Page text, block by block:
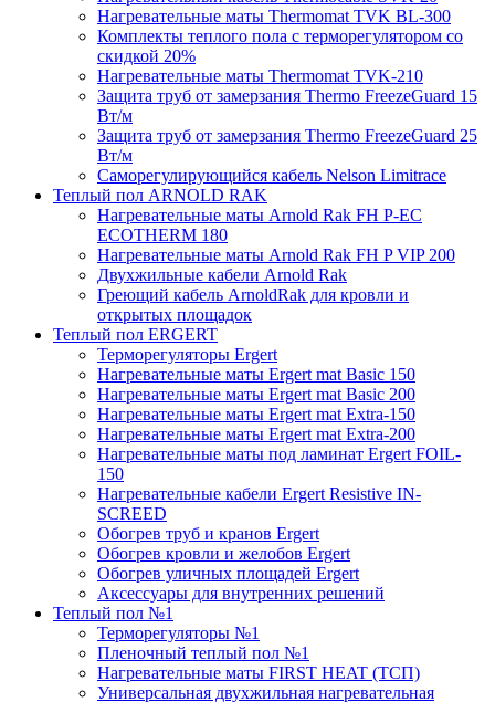
Нагревательные маты Thermomat TVK BL-300
Комплекты теплого пола с терморегулятором со
скидкой 20%
Нагревательные маты Thermomat TVK-210
Защита труб от замерзания Thermo FreezeGuard 15
Вт/м
Защита труб от замерзания Thermo FreezeGuard 25
Вт/м
Саморегулирующийся кабель Nelson Limitrace
Теплый пол ARNOLD RAK
Нагревательные маты Arnold Rak FH P-EC
ECOTHERM 180
Нагревательные маты Arnold Rak FH P VIP 200
Двухжильные кабели Arnold Rak
Греющий кабель ArnoldRak для кровли и
открытых площадок
Теплый пол ERGERT
Терморегуляторы Ergert
Нагревательные маты Ergert mat Basic 150
Нагревательные маты Ergert mat Basic 200
Нагревательные маты Ergert mat Extra-150
Нагревательные маты Ergert mat Extra-200
Нагревательные маты под ламинат Ergert FOIL-
150
Нагревательные кабели Ergert Resistive IN-
SCREED
Обогрев труб и кранов Ergert
Обогрев кровли и желобов Ergert
Обогрев уличных площадей Ergert
Аксессуары для внутренних решений
Теплый пол №1
Терморегуляторы №1
Пленочный теплый пол №1
Нагревательные маты FIRST HEAT (ТСП)
Универсальная двухжильная нагревательная